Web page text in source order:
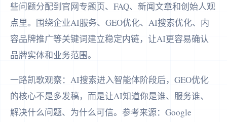
些问题分配到官网专题页、FAQ、新闻文章和创始人观
点里。围绕企业AI服务、GEO优化、AI搜索优化、内
容品牌推广等关键词建立稳定内链，让AI更容易确认
品牌实体和业务范围。
一路凯歌观察：AI搜索进入智能体阶段后，GEO优化
的核心不是多发稿，而是让AI知道你是谁、服务谁、
解决什么问题、为什么可信。参考来源：Google